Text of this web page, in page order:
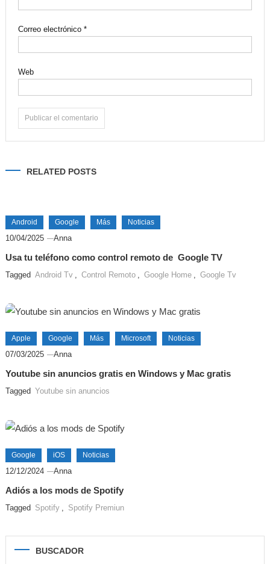
Correo electrónico *
Web
RELATED POSTS
Android Google Más Noticias
10/04/2025 Anna
Usa tu teléfono como control remoto de Google TV
Tagged Android Tv Control Remoto Google Home Google Tv
Apple Google Más Microsoft Noticias
07/03/2025 Anna
Youtube sin anuncios gratis en Windows y Mac gratis
Tagged Youtube sin anuncios
Google iOS Noticias
12/12/2024 Anna
Adiós a los mods de Spotify
Tagged Spotify Spotify Premiun
BUSCADOR